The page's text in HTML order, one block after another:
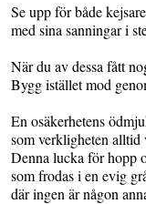
Se upp för både
med sina sanningar i
När du av dessa fått
Bygg istället mod
En osäkerhetens
som verkligheten alltid
Denna lucka för hopp
som frodas i en evig
där ingen är någon